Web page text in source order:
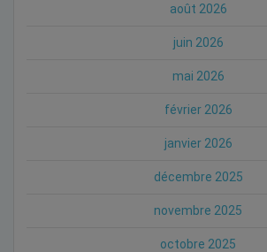
août 2026
juin 2026
mai 2026
février 2026
janvier 2026
décembre 2025
novembre 2025
octobre 2025